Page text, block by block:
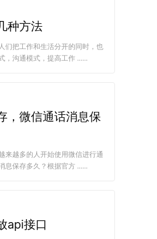
种方法
把工作和生活分开的同时，也
，沟通模式，提高工作 ......
，微信通话消息保
来越多的人开始使用微信进行通
息保存多久？根据官方 ......
api接口